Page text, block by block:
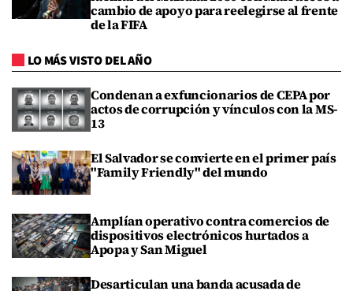
cambio de apoyo para reelegirse al frente
de la FIFA
LO MÁS VISTO DEL AÑO
Condenan a exfuncionarios de CEPA por
actos de corrupción y vínculos con la MS-
13
El Salvador se convierte en el primer país
"Family Friendly" del mundo
Amplían operativo contra comercios de
dispositivos electrónicos hurtados a
Apopa y San Miguel
Desarticulan una banda acusada de